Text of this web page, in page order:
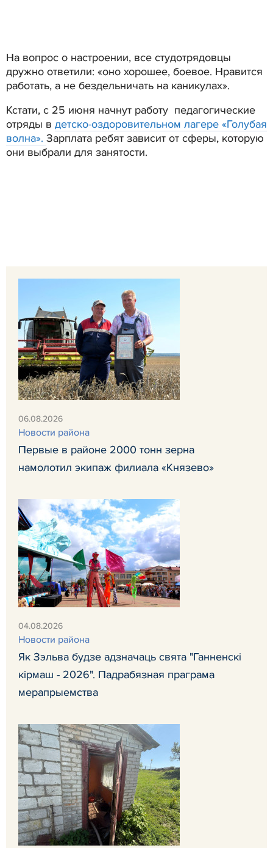
На вопрос о настроении, все студотрядовцы
дружно ответили: «оно хорошее, боевое. Нравится
работать, а не бездельничать на каникулах».
Кстати, с 25 июня начнут работу педагогические
отряды в детско-оздоровительном лагере «Голубая
волна». Зарплата ребят зависит от сферы, которую
они выбрали для занятости.
06.08.2026
Новости района
Первые в районе 2000 тонн зерна
намолотил экипаж филиала «Князево»
04.08.2026
Новости района
Як Зэльва будзе адзначаць свята "Ганненскі
кірмаш - 2026". Падрабязная праграма
мерапрыемства